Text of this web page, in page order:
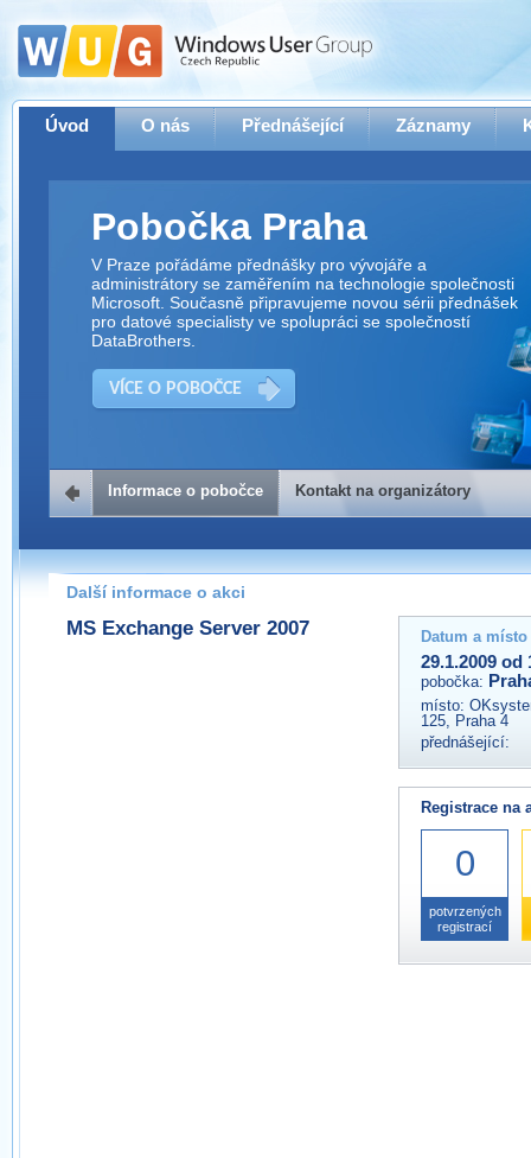
Úvod O nás Přednášející Záznamy
Pobočka Praha
V Praze pořádáme přednášky pro vývojáře a
administrátory se zaměřením na technologie společnosti
Microsoft. Současně připravujeme novou sérii přednášek
pro datové specialisty ve spolupráci se společností
DataBrothers.
VÍCE O POBOČCE
Kontakt na organizátory
Pokud máte jakýkoliv dotaz na organizátory této akce,
prosím neváhejte nás kontaktovat na e-mailu:
praha@wug.cz
Informace o pobočce Kontakt na organizátory
Další informace o akci
MS Exchange Server 2007 Datum a
29.1.2009 od
pobočka:
místo:
125, Praha 4
přednášející:
Registrace na
0
potvrzených
registrací